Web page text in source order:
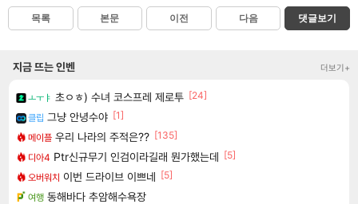
목록 본문 이전 다음 댓글보기
지금 뜨는 인벤 더보기+
ㅗㅜㅑ 초ㅇㅎ) 수녀 코스프레 제로투 [24]
클립 그냥 안녕수야 [1]
메이플 우리 나라의 주적은?? [135]
디아4 Ptr신규무기 인검이라길래 뭔가했는데 [5]
오버워치 이번 드라이브 이쁘네 [5]
여행 동해바다 추암해수욕장